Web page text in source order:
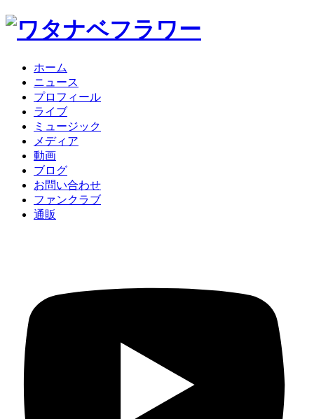
ホーム
ニュース
プロフィール
ライブ
ミュージック
メディア
動画
ブログ
お問い合わせ
ファンクラブ
通販